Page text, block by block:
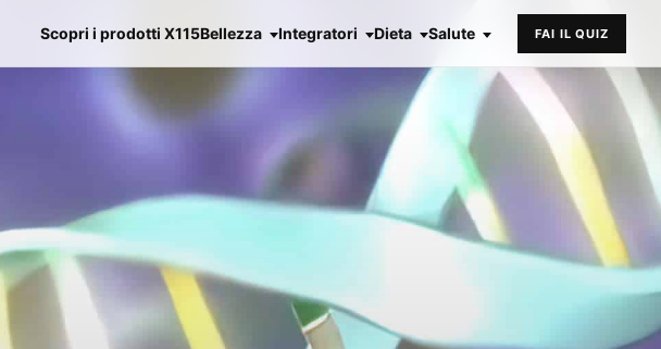
Scopri i prodotti X115Bellezza Integratori Dieta Salute FAI IL QUIZ